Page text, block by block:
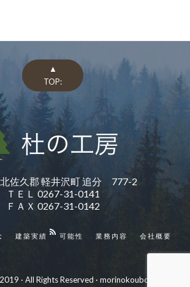
▲
TOP:
佐久郡 軽井沢町 追分 777-2
ＴＥＬ 0267-31-0141
ＦＡＸ 0267-31-0142
建築実績 可能性 業務内容
会社概要
· All Rights Reserved · morinokoubou